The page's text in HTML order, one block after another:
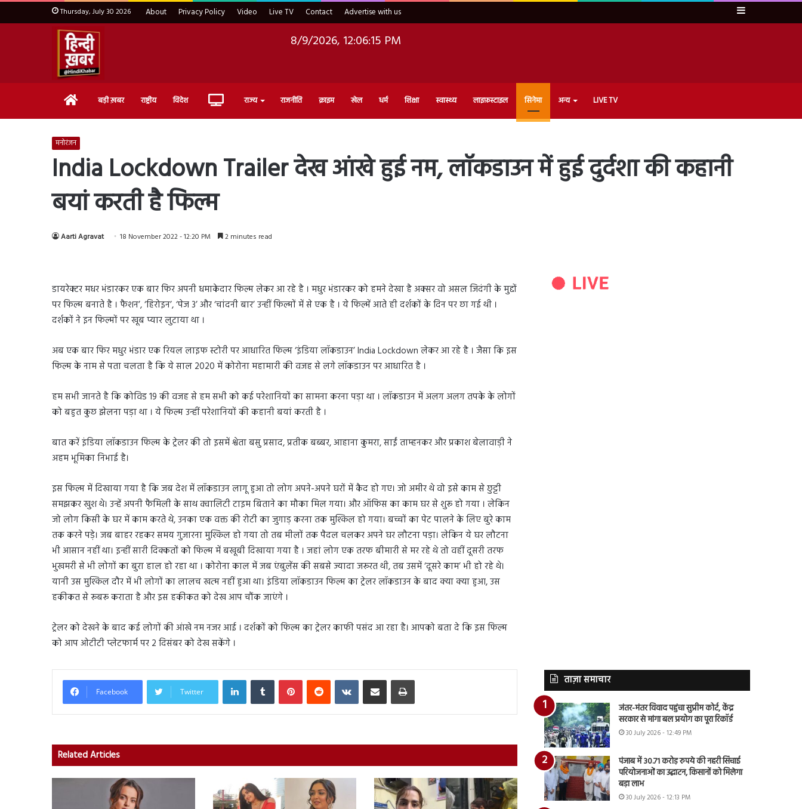
Thursday, July 30 2026 About Privacy Policy Video Live TV Contact Advertise with us Sidebar
8/9/2026, 12:06:16 PM
Home बड़ी ख़बर राष्ट्रीय विदेश Live राज्य राजनीति क्राइम खेल धर्म शिक्षा स्वास्थ्य लाइफ़स्टाइल सिनेमा अन्य LIVE TV
मनोरंजन
India Lockdown Trailer देख आंखे हुई नम, लॉकडाउन में हुई दुर्दशा की कहानी
बयां करती है फिल्म
Aarti Agravat 18 November 2022 - 12:20 PM 2 minutes read
डायरेक्टर मधर भंडारकर एक बार फिर अपनी धमाकेदार फिल्म लेकर आ रहे है । मधुर भंडारकर को हमने देखा है अक्सर वो असल जिदंगी के मुद्दों
पर फिल्म बनाते है । फैशन’, ‘हिरोइन’, ‘पेज 3’ और ‘चांदनी बार’ उन्हीं फिल्मों में से एक है । ये फिल्में आते ही दर्शकों के दिन पर छा गई थी ।
दर्शकों ने इन फिल्मों पर खूब प्यार लुटाया था ।
अब एक बार फिर मधुर भंडार एक रियल लाइफ स्टोरी पर आधारित फिल्म ‘इंडिया लॉकडाउन’ India Lockdown लेकर आ रहे है । जैसा कि इस
फिल्म के नाम से पता चलता है कि ये साल 2020 में कोरोना महामारी की वजह से लगे लॉकडाउन पर आधारित है ।
हम सभी जानते है कि कोविड 19 की वजह से हम सभी को कई परेशानियों का सामना करना पड़ा था । लॉकडाउन में अलग अलग तपके के लोगों
को बहुत कुछ झेलना पड़ा था । ये फिल्म उन्हीं परेशानियों की कहानी बयां करती है ।
बात करें इंडिया लॉकडाउन फिल्म के ट्रेलर की तो इसमें श्वेता बसु प्रसाद, प्रतीक बब्बर, आहाना कुमरा, साईं ताम्हनकर और प्रकाश बेलावाड़ी ने
अहम भूमिका निभाई है।
इस फिल्म में दिखाया गया है कि जब देश में लॉकडाउन लागू हुआ तो लोग अपने-अपने घरों में कैद हो गए। जो अमीर थे वो इसे काम से छुट्टी
समझकर खुश थे। उन्हें अपनी फैमिली के साथ क्वालिटी टाइम बिताने का मौका मिल गया। और ऑफिस का काम घर से शुरू हो गया । लेकिन
जो लोग किसी के घर में काम करते थे, उनका एक वक्त की रोटी का जुगाड़ करना तक मुश्किल हो गया। बच्चों का पेट पालने के लिए बुरे काम
तक करने पड़े। जब बाहर रहकर समय गुजारना मुश्किल हो गया तो तब मीलों तक पैदल चलकर अपने घर लौटना पड़ा। लेकिन ये घर लौटना
भी आसान नहीं था। इन्हीं सारी दिक्कतों को फिल्म में बखूबी दिखाया गया है । जहां लोग एक तरफ बीमारी से मर रहे थे तो वहीं दूसरी तरफ
भुखमरी से भी लोगों का बुरा हाल हो रहा था । कोरोना काल में जब एंबुलेंस की सबसे ज्यादा जरूरत थी, तब उसमें ‘दूसरे काम’ भी हो रहे थे।
यानी उस मुश्किल दौर में भी लोगों का लालच खत्म नहीं हुआ था। इंडिया लॉकडाउन फिल्म का ट्रेलर लॉकडाउन के बाद क्या क्या हुआ, उस
हकीकत से रूबरू कराता है और इस हकीकत को देख आप चौंक जाएंगे ।
ट्रेलर को देखने के बाद कई लोगों की आंखे नम नजर आई । दर्शकों को फिल्म का ट्रेलर काफी पसंद आ रहा है। आपको बता दे कि इस फिल्म
को आप ओटीटी प्लेटफार्म पर 2 दिसंबर को देख सकेंगे ।
Facebook Twitter
LinkedInTumblr PinterestReddit VKontakteShare via Email Print
Related Articles
ताज़ा समाचार
जंतर-मंतर विवाद पहुंचा सुप्रीम कोर्ट, केंद्र
सरकार से मांगा बल प्रयोग का पूरा रिकॉर्ड
30 July 2026 - 12:49 PM
पंजाब में 30.71 करोड़ रुपये की नहरी सिंचाई
परियोजनाओं का उद्घाटन, किसानों को मिलेगा
बड़ा लाभ
30 July 2026 - 12:13 PM